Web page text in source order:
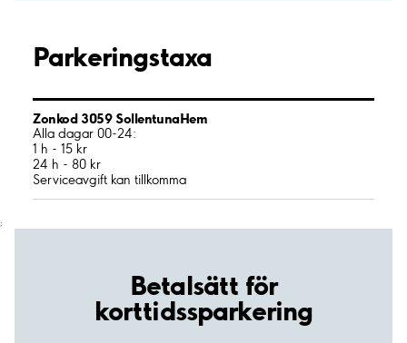
Parkeringstaxa
Zonkod 3059 SollentunaHem
Alla dagar 00-24:
1 h - 15 kr
24 h - 80 kr
Serviceavgift kan tillkomma
;
Betalsätt för
korttidssparkering